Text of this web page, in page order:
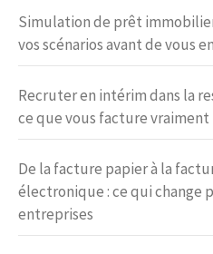
Simulation de prêt
vos scénarios avant de vous
Recruter en intérim dans la
ce que vous facture vraiment
De la facture papier à la
électronique : ce qui change
entreprises